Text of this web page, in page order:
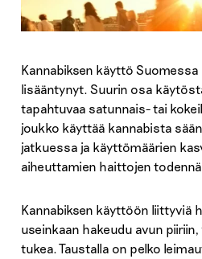
Kannabiksen käyttö Suomessa
lisääntynyt. Suurin osa
tapahtuvaa satunnais- tai
joukko käyttää kannabista
jatkuessa ja käyttömäärien
aiheuttamien haittojen
Kannabiksen käyttöön liittyviä
useinkaan hakeudu avun
tukea. Taustalla on pelko